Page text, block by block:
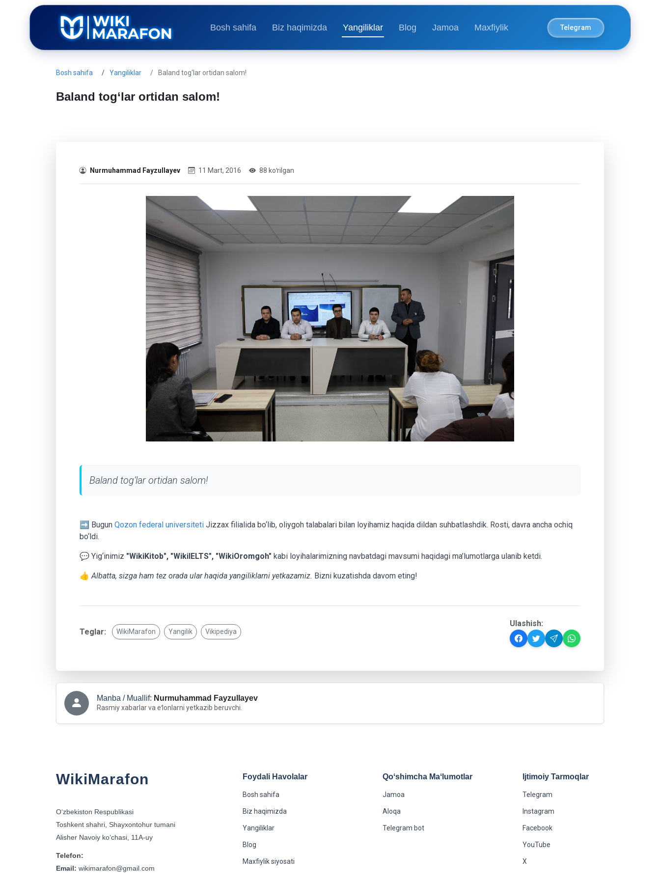
Bosh sahifa Biz haqimizda Yangiliklar Blog Jamoa Maxfiylik Telegram
Bosh sahifa Yangiliklar Baland tog‘lar ortidan salom!
Baland tog‘lar ortidan salom!
Nurmuhammad Fayzullayev 11 Mart, 2016 88 koʻrilgan
Baland tog‘lar ortidan salom!
➡️ Bugun Qozon federal universiteti Jizzax filialida bo‘lib, oliygoh talabalari bilan loyihamiz haqida dildan suhbatlashdik. Rosti, davra ancha ochiq
bo‘ldi.
💬 Yig‘inimiz "WikiKitob", "WikiIELTS", "WikiOromgoh" kabi loyihalarimizning navbatdagi mavsumi haqidagi ma’lumotlarga ulanib ketdi.
👍Albatta, sizga ham tez orada ular haqida yangiliklarni yetkazamiz. Bizni kuzatishda davom eting!
Teglar: WikiMarafon Yangilik Vikipediya
Ulashish:
Manba / Muallif: Nurmuhammad Fayzullayev
Rasmiy xabarlar va eʻlonlarni yetkazib beruvchi.
WikiMarafon
Oʻzbekiston Respublikasi
Toshkent shahri, Shayxontohur tumani
Alisher Navoiy koʻchasi, 11A-uy
Telefon:
Email: wikimarafon@gmail.com
Foydali Havolalar
Bosh sahifa
Biz haqimizda
Yangiliklar
Blog
Maxfiylik siyosati
Qoʻshimcha Maʻlumotlar
Jamoa
Aloqa
Telegram bot
Ijtimoiy Tarmoqlar
Telegram
Instagram
Facebook
YouTube
X